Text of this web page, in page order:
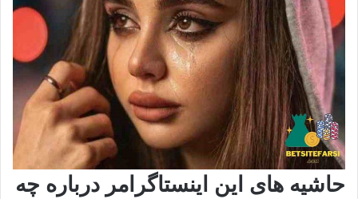
حاشیه های این اینستاگرامر درباره چه